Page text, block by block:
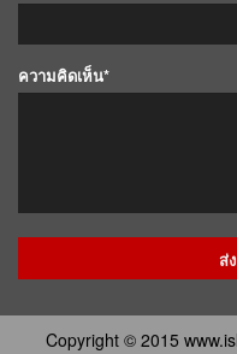
ความคิดเห็น*
Copyright © 2015